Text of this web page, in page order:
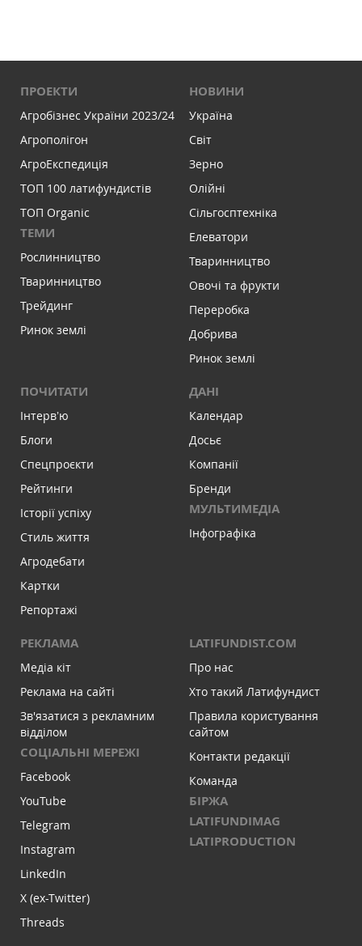
ПРОЕКТИ
Агробізнес України 2023/24
Агрополігон
АгроЕкспедиція
ТОП 100 латифундистів
ТОП Organic
ТЕМИ
Рослинництво
Тваринництво
Трейдинг
Ринок землі
НОВИНИ
Україна
Світ
Зерно
Олійні
Сільгосптехніка
Елеватори
Тваринництво
Овочі та фрукти
Переробка
Добрива
Ринок землі
ПОЧИТАТИ
Інтервʼю
Блоги
Спецпроєкти
Рейтинги
Історії успіху
Стиль життя
Агродебати
Картки
Репортажі
ДАНІ
Календар
Досьє
Компанії
Бренди
МУЛЬТИМЕДІА
Інфографіка
РЕКЛАМА
Медіа кіт
Реклама на сайті
Зв'язатися з рекламним
відділом
СОЦІАЛЬНІ МЕРЕЖІ
Facebook
YouTube
Telegram
Instagram
LinkedIn
X (ex-Twitter)
Threads
LATIFUNDIST.COM
Про нас
Хто такий Латифундист
Правила користування
сайтом
Контакти редакції
Команда
БІРЖА
LATIFUNDIMAG
LATIPRODUCTION